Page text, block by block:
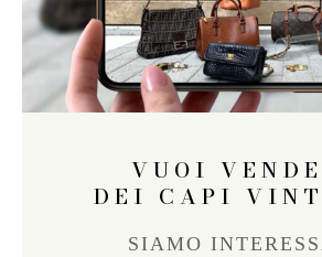
VUOI
DEI CAPI
SIAMO